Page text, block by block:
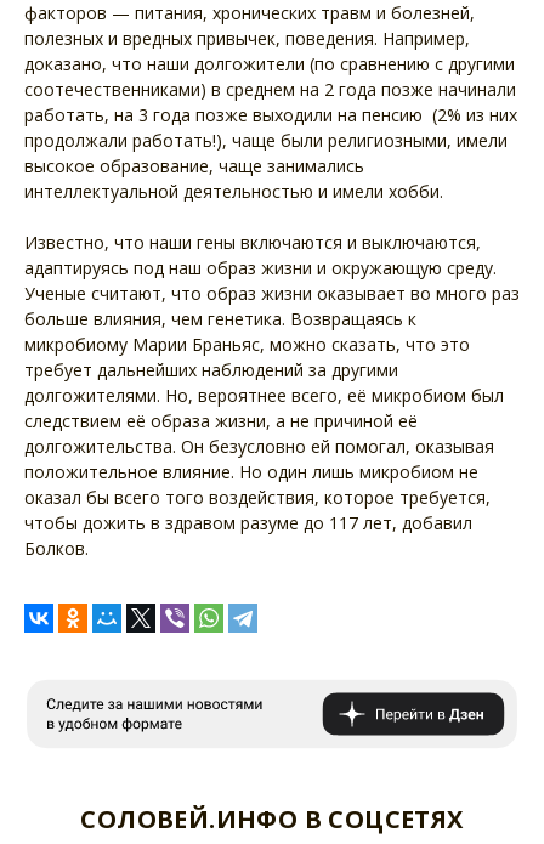
факторов — питания, хронических травм и болезней,
полезных и вредных привычек, поведения. Например,
доказано, что наши долгожители (по сравнению с другими
соотечественниками) в среднем на 2 года позже начинали
работать, на 3 года позже выходили на пенсию (2% из них
продолжали работать!), чаще были религиозными, имели
высокое образование, чаще занимались
интеллектуальной деятельностью и имели хобби.
Известно, что наши гены включаются и выключаются,
адаптируясь под наш образ жизни и окружающую среду.
Ученые считают, что образ жизни оказывает во много раз
больше влияния, чем генетика. Возвращаясь к
микробиому Марии Браньяс, можно сказать, что это
требует дальнейших наблюдений за другими
долгожителями. Но, вероятнее всего, её микробиом был
следствием её образа жизни, а не причиной её
долгожительства. Он безусловно ей помогал, оказывая
положительное влияние. Но один лишь микробиом не
оказал бы всего того воздействия, которое требуется,
чтобы дожить в здравом разуме до 117 лет, добавил
Болков.
СОЛОВЕЙ.ИНФО В СОЦСЕТЯХ